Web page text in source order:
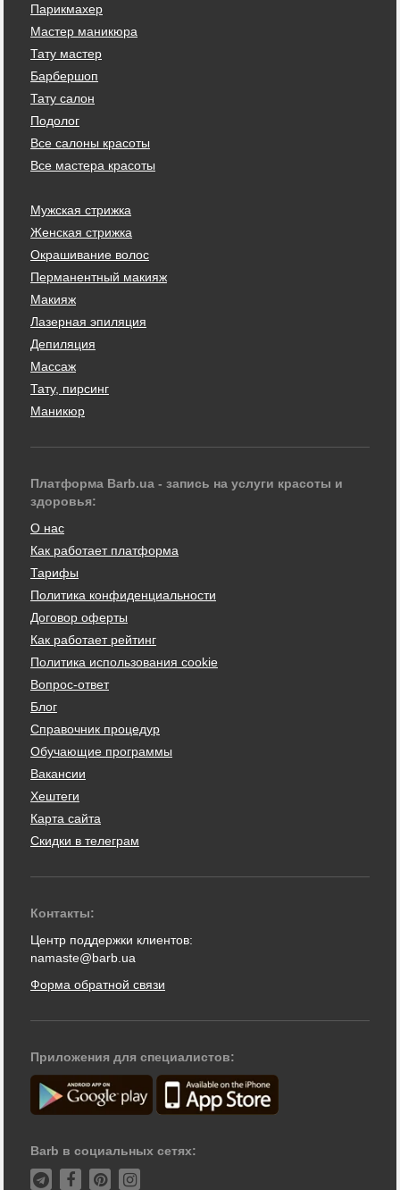
Парикмахер
Мастер маникюра
Тату мастер
Барбершоп
Тату салон
Подолог
Все салоны красоты
Все мастера красоты
Мужская стрижка
Женская стрижка
Окрашивание волос
Перманентный макияж
Макияж
Лазерная эпиляция
Депиляция
Массаж
Тату, пирсинг
Маникюр
Платформа Barb.ua - запись на услуги красоты и
здоровья:
О нас
Как работает платформа
Тарифы
Политика конфиденциальности
Договор оферты
Как работает рейтинг
Политика использования cookie
Вопрос-ответ
Блог
Справочник процедур
Обучающие программы
Вакансии
Хештеги
Карта сайта
Скидки в телеграм
Контакты:
Центр поддержки клиентов:
namaste@barb.ua
Форма обратной связи
Приложения для специалистов:
Barb в социальных сетях: